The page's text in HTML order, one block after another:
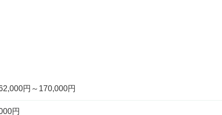
円～170,000円
円